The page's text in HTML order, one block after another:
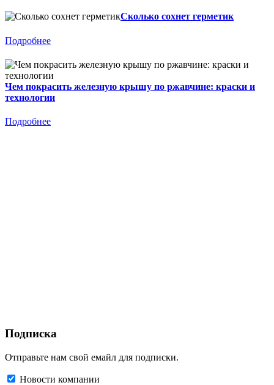
Сколько сохнет герметик
Подробнее
Чем покрасить железную крышу по ржавчине: краски и
технологии
Подробнее
Подписка
Отправьте нам свой емайл для подписки.
Новости компании